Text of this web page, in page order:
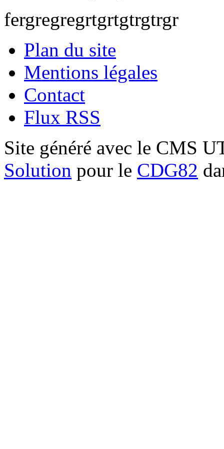
fergregregrtgrtgtrgtrgr
Plan du site
Mentions légales
Contact
Flux RSS
Site généré avec le CMS
Solution pour le CDG82